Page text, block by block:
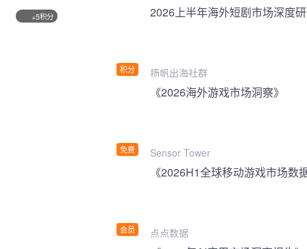
+5积分
积分
2026上半年海外短剧市场深度
扬帆出海社群
免费
《2026海外游戏市场洞察》
Sensor Tower
会员
《2026H1全球移动游戏市场数
点点数据